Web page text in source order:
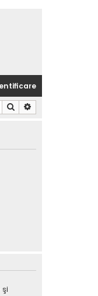
Căutare